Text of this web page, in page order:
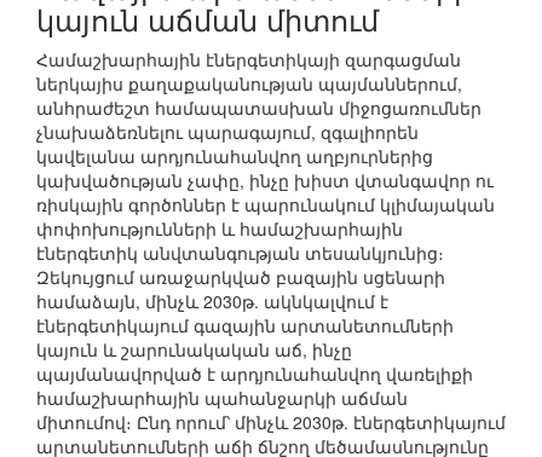
կայուն աճման միտում
Համաշխարհային էներգետիկայի զարգացման
ներկայիս քաղաքականության պայմաններում,
անհրաժեշտ համապատասխան միջոցառումներ
չնախաձեռնելու պարագայում, զգալիորեն
կավելանա արդյունահանվող աղբյուրներից
կախվածության չափը, ինչը խիստ վտանգավոր ու
ռիսկային գործոններ է պարունակում կլիմայական
փոփոխությունների և համաշխարհային
էներգետիկ անվտանգության տեսանկյունից։
Զեկույցում առաջարկված բազային սցենարի
համաձայն, մինչև 2030թ. ակնկալվում է
էներգետիկայում գազային արտանետումների
կայուն և շարունակական աճ, ինչը
պայմանավորված է արդյունահանվող վառելիքի
համաշխարհային պահանջարկի աճման
միտումով։ Ընդ որում՝ մինչև 2030թ. էներգետիկայում
արտանետումների աճի ճնշող մեծամասնությունը